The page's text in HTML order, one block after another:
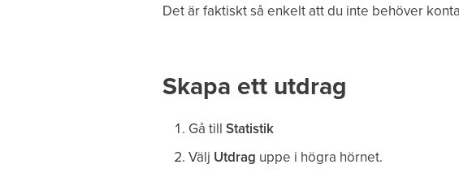
Det är faktiskt så enkelt att du inte behöver
Skapa ett utdrag
Gå till Statistik
Välj Utdrag uppe i högra hörnet.